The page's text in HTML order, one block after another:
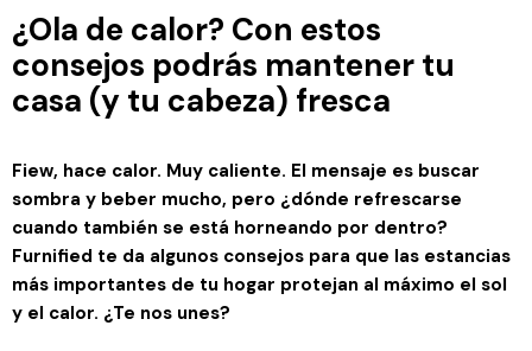
¿Ola de calor? Con estos
consejos podrás mantener tu
casa (y tu cabeza) fresca
Fiew, hace calor. Muy caliente. El mensaje es buscar
sombra y beber mucho, pero ¿dónde refrescarse
cuando también se está horneando por dentro?
Furnified te da algunos consejos para que las estancias
más importantes de tu hogar protejan al máximo el sol
y el calor. ¿Te nos unes?